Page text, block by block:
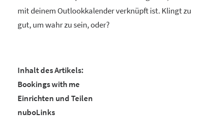
mit deinem Outlookkalender verknüpft ist. Klingt zu
gut, um wahr zu sein, oder?
Inhalt des Artikels:
Bookings with me
Einrichten und Teilen
nuboLinks